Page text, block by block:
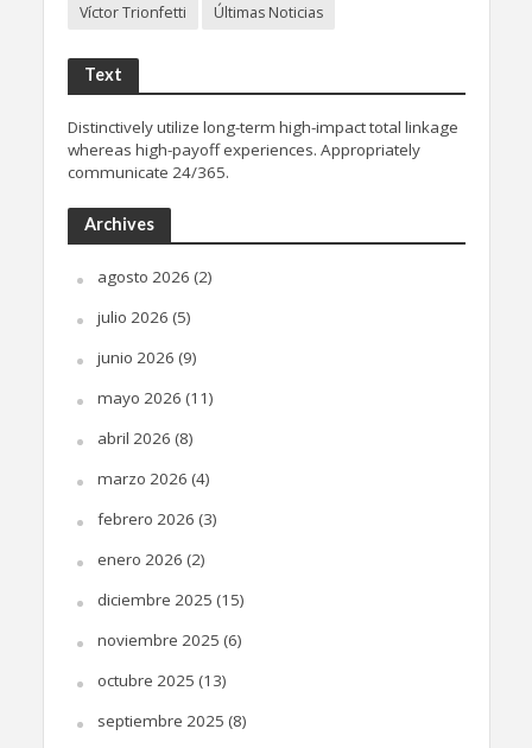
Víctor Trionfetti
Últimas Noticias
Text
Distinctively utilize long-term high-impact total linkage
whereas high-payoff experiences. Appropriately
communicate 24/365.
Archives
agosto 2026 (2)
julio 2026 (5)
junio 2026 (9)
mayo 2026 (11)
abril 2026 (8)
marzo 2026 (4)
febrero 2026 (3)
enero 2026 (2)
diciembre 2025 (15)
noviembre 2025 (6)
octubre 2025 (13)
septiembre 2025 (8)